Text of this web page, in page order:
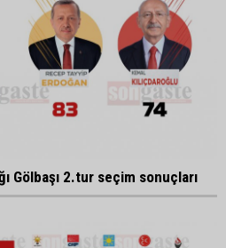
Gölbaşı 2.tur seçim sonuçları